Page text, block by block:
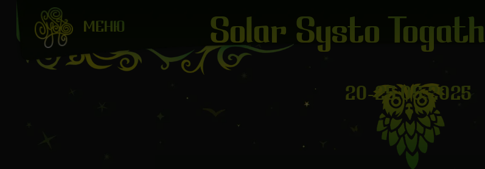
МЕНЮ Solar Systo
20-25.05.2025